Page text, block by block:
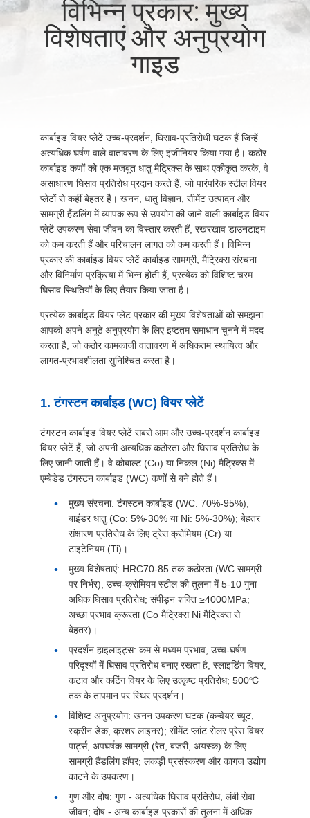
भ्रमण
समाचार
उद्धरण
विनती
गोपनीयता
विभिन्न प्रकार: मुख्य
विशेषताएं और अनुप्रयोग
गाइड
कार्बाइड वियर प्लेटें उच्च-प्रदर्शन, घिसाव-प्रतिरोधी घटक हैं जिन्हें
अत्यधिक घर्षण वाले वातावरण के लिए इंजीनियर किया गया है। कठोर
कार्बाइड कणों को एक मजबूत धातु मैट्रिक्स के साथ एकीकृत करके, वे
असाधारण घिसाव प्रतिरोध प्रदान करते हैं, जो पारंपरिक स्टील वियर
प्लेटों से कहीं बेहतर है। खनन, धातु विज्ञान, सीमेंट उत्पादन और
सामग्री हैंडलिंग में व्यापक रूप से उपयोग की जाने वाली कार्बाइड वियर
प्लेटें उपकरण सेवा जीवन का विस्तार करती हैं, रखरखाव डाउनटाइम
को कम करती हैं और परिचालन लागत को कम करती हैं। विभिन्न
प्रकार की कार्बाइड वियर प्लेटें कार्बाइड सामग्री, मैट्रिक्स संरचना
और विनिर्माण प्रक्रिया में भिन्न होती हैं, प्रत्येक को विशिष्ट चरम
घिसाव स्थितियों के लिए तैयार किया जाता है।
प्रत्येक कार्बाइड वियर प्लेट प्रकार की मुख्य विशेषताओं को समझना
आपको अपने अनूठे अनुप्रयोग के लिए इष्टतम समाधान चुनने में मदद
करता है, जो कठोर कामकाजी वातावरण में अधिकतम स्थायित्व और
लागत-प्रभावशीलता सुनिश्चित करता है।
1. टंगस्टन कार्बाइड (WC) वियर प्लेटें
टंगस्टन कार्बाइड वियर प्लेटें सबसे आम और उच्च-प्रदर्शन कार्बाइड
वियर प्लेटें हैं, जो अपनी अत्यधिक कठोरता और घिसाव प्रतिरोध के
लिए जानी जाती हैं। वे कोबाल्ट (Co) या निकल (Ni) मैट्रिक्स में
एम्बेडेड टंगस्टन कार्बाइड (WC) कणों से बने होते हैं।
मुख्य संरचना: टंगस्टन कार्बाइड (WC: 70%-95%),
बाइंडर धातु (Co: 5%-30% या Ni: 5%-30%); बेहतर
संक्षारण प्रतिरोध के लिए ट्रेस क्रोमियम (Cr) या
टाइटेनियम (Ti)।
मुख्य विशेषताएं: HRC70-85 तक कठोरता (WC सामग्री
पर निर्भर); उच्च-क्रोमियम स्टील की तुलना में 5-10 गुना
अधिक घिसाव प्रतिरोध; संपीड़न शक्ति ≥4000MPa;
अच्छा प्रभाव क्रूरता (Co मैट्रिक्स Ni मैट्रिक्स से
बेहतर)।
प्रदर्शन हाइलाइट्स: कम से मध्यम प्रभाव, उच्च-घर्षण
परिदृश्यों में घिसाव प्रतिरोध बनाए रखता है; स्लाइडिंग वियर,
कटाव और कटिंग वियर के लिए उत्कृष्ट प्रतिरोध; 500℃
तक के तापमान पर स्थिर प्रदर्शन।
विशिष्ट अनुप्रयोग: खनन उपकरण घटक (कन्वेयर च्यूट,
स्क्रीन डेक, क्रशर लाइनर); सीमेंट प्लांट रोलर प्रेस वियर
पार्ट्स; अपघर्षक सामग्री (रेत, बजरी, अयस्क) के लिए
सामग्री हैंडलिंग हॉपर; लकड़ी प्रसंस्करण और कागज उद्योग
काटने के उपकरण।
गुण और दोष: गुण - अत्यधिक घिसाव प्रतिरोध, लंबी सेवा
जीवन; दोष - अन्य कार्बाइड प्रकारों की तुलना में अधिक